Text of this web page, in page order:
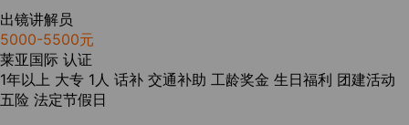
出镜讲解员
5000-5500元
莱亚国际 认证
1年以上 大专 1人 话补 交通补助 工龄奖金 生日福利 团建活动
五险 法定节假日